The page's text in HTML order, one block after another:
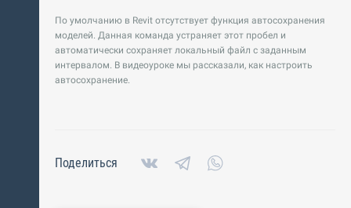
По умолчанию в Revit отсутствует функция автосохранения
моделей. Данная команда устраняет этот пробел и
автоматически сохраняет локальный файл с заданным
интервалом. В видеоуроке мы рассказали, как настроить
автосохранение.
Поделиться